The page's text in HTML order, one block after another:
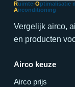
Ruimte-Optimalisatie
Airconditioning
Vergelijk airco,
en producten
Airco keuze
Airco prijs